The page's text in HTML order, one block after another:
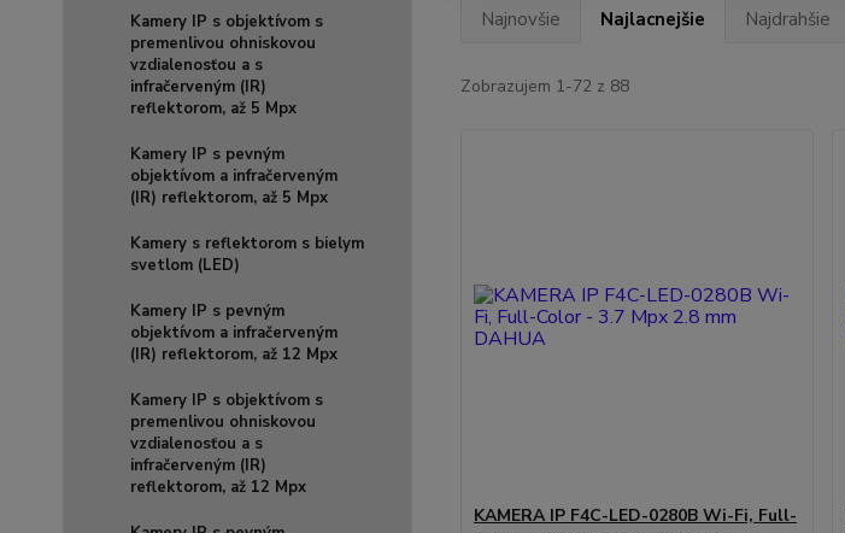
Kamery IP s objektívom s
premenlivou ohniskovou
vzdialenosťou a s
infračerveným (IR)
reflektorom, až 5 Mpx
Kamery IP s pevným
objektívom a infračerveným
(IR) reflektorom, až 5 Mpx
Kamery s reflektorom s bielym
svetlom (LED)
Kamery IP s pevným
objektívom a infračerveným
(IR) reflektorom, až 12 Mpx
Kamery IP s objektívom s
premenlivou ohniskovou
vzdialenosťou a s
infračerveným (IR)
reflektorom, až 12 Mpx
Najnovšie Najlacnejšie Najdrahšie
Zobrazujem 1-72 z 88
KAMERA IP F4C-LED-0280B Wi-Fi, Full-